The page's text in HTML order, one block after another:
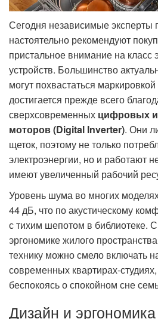
Сегодня независимые эксперты
настоятельно рекомендуют
пристальное внимание на класс
устройств. Большинство
могут похвастаться маркировкой
достигается прежде всего
сверхсовременных цифровых
моторов (Digital Inverter). Они
щеток, поэтому не только
электроэнергии, но и работают
имеют увеличенный рабочий
Уровень шума во многих
44 дБ, что по акустическому
с тихим шепотом в библиотеке.
эргономике жилого
технику можно смело включать
современных квартирах-
беспокоясь о спокойном сне
Дизайн и